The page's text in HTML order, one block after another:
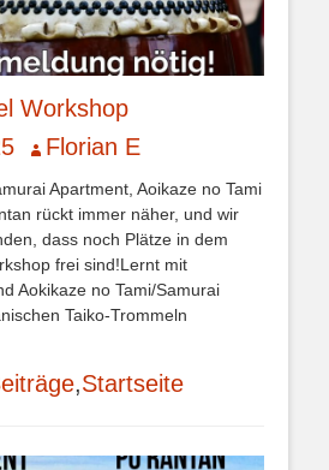
Workshop
Autor
Florian E
Apartment, Aoikaze no Tami
rückt immer näher, und wir
dass noch Plätze in dem
frei sind!Lernt mit
Aokikaze no Tami/Samurai
Taiko-Trommeln
,Startseite